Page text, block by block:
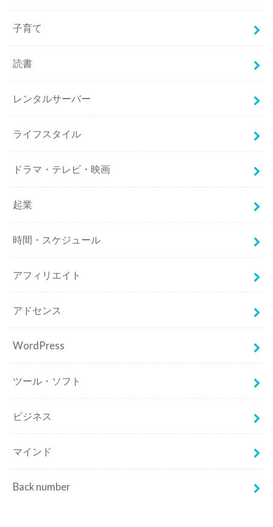
子育て
読書
レンタルサーバー
ライフスタイル
ドラマ・テレビ・映画
起業
時間・スケジュール
アフィリエイト
アドセンス
WordPress
ツール・ソフト
ビジネス
マインド
Back number